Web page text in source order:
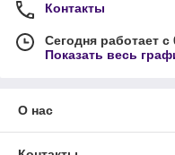
Контакты
Сегодня работает с
Показать весь
О нас